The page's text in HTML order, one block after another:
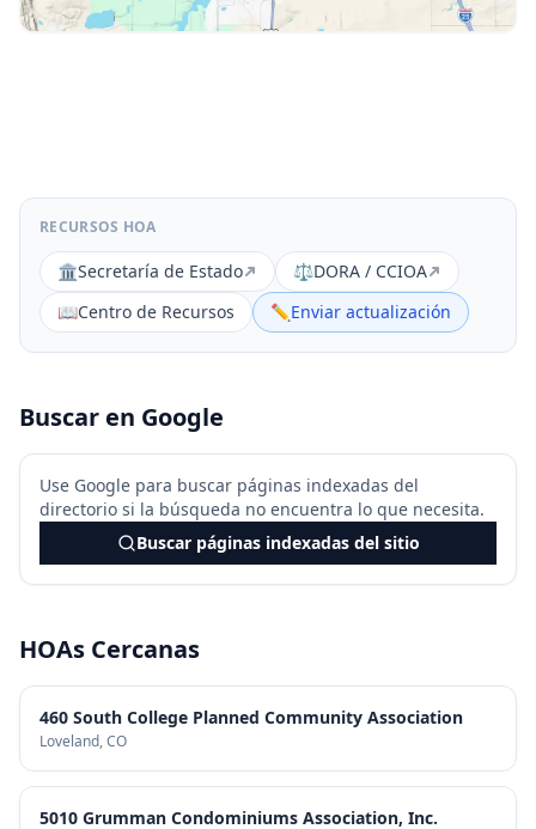
RECURSOS HOA
🏛️Secretaría de Estado ⚖️DORA / CCIOA
📖Centro de Recursos ✏️Enviar actualización
Buscar en Google
Use Google para buscar páginas indexadas del
directorio si la búsqueda no encuentra lo que necesita.
Buscar páginas indexadas del sitio
HOAs Cercanas
460 South College Planned Community Association
Loveland, CO
5010 Grumman Condominiums Association, Inc.